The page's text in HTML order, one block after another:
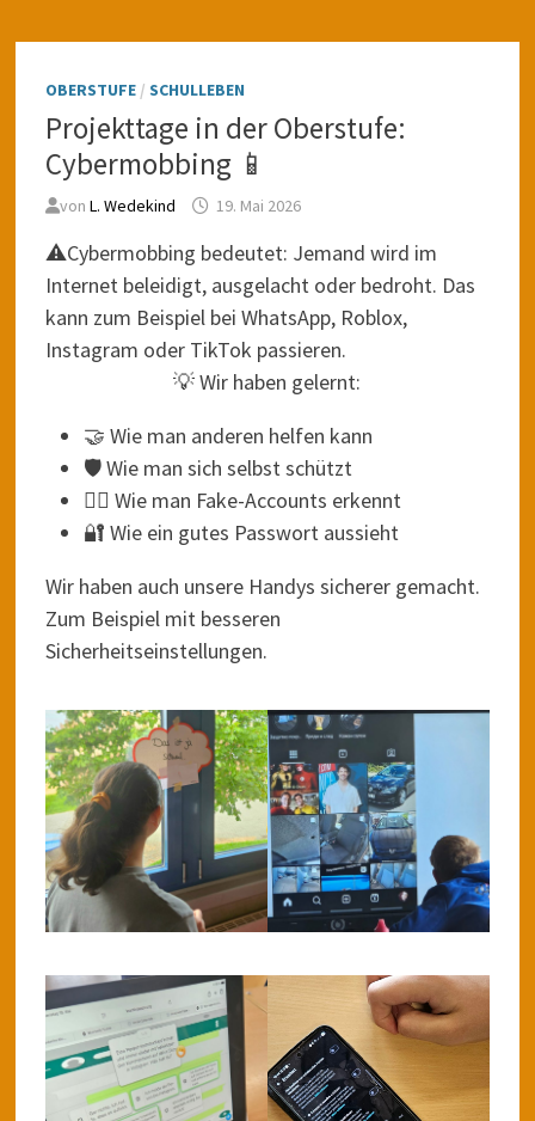
OBERSTUFE/ SCHULLEBEN
Projekttage in der Oberstufe:
Cybermobbing 📱
von L. Wedekind 19. Mai 2026
⚠️Cybermobbing bedeutet: Jemand wird im
Internet beleidigt, ausgelacht oder bedroht. Das
kann zum Beispiel bei WhatsApp, Roblox,
Instagram oder TikTok passieren.
💡 Wir haben gelernt:
🤝 Wie man anderen helfen kann
🛡️ Wie man sich selbst schützt
🕵️‍♂️ Wie man Fake-Accounts erkennt
🔐 Wie ein gutes Passwort aussieht
Wir haben auch unsere Handys sicherer gemacht.
Zum Beispiel mit besseren
Sicherheitseinstellungen.